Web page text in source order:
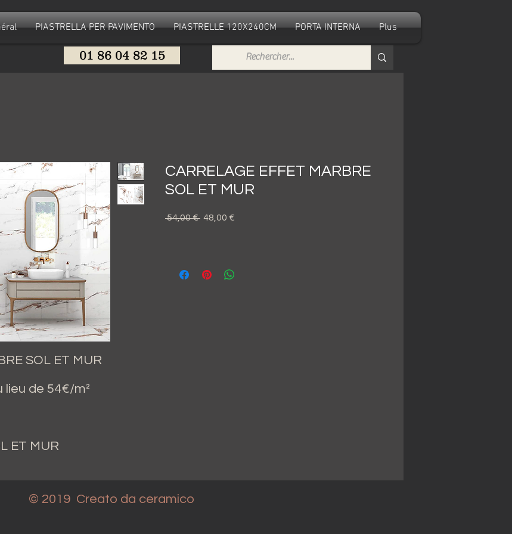
PIASTRELLA PER PAVIMENTO PIASTRELLE 120X240CM PORTA INTERNA Plus
01 86 04 82 15
SOL ET MUR
lieu de 54€/m²
ET MUR
CARRELAGE EFFET MARBRE
SOL ET MUR
54,00 € Prezzo
48,00 €
© 2019 Creato da ceramico